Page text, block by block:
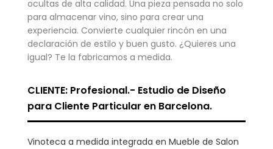
ocultas de alta calidad. Una pieza pensada no solo
para almacenar vino, sino para crear una
experiencia. Convierte cualquier rincón en una
declaración de estilo y buen gusto. ¿Quieres una
igual? Te la fabricamos a medida.
CLIENTE: Profesional.- Estudio de Diseño
para Cliente Particular en Barcelona.
Vinoteca a medida integrada en Mueble de Salon